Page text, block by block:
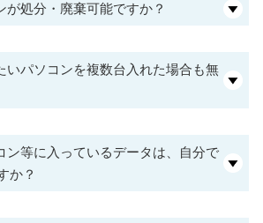
が処分・廃棄可能ですか？
いパソコンを複数台入れた場合も無
ン等に入っているデータは、自分で
か？